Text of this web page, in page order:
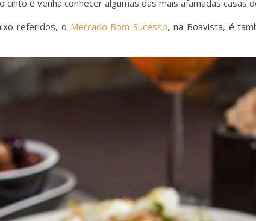
cinto e venha conhecer algumas das mais afamadas casas
referidos, o Mercado Bom Sucesso, na Boavista, é